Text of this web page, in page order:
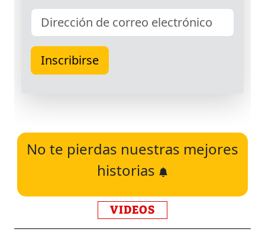
No te pierdas nuestras mejores
historias
VIDEOS